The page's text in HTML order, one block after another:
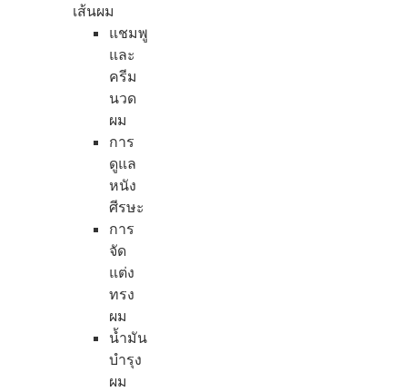
เส้นผม
แชมพู
และ
ครีม
นวด
ผม
การ
ดูแล
หนัง
ศีรษะ
การ
จัด
แต่ง
ทรง
ผม
น้ำมัน
บำรุง
ผม